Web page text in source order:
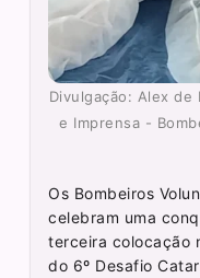
Divulgação: Alex de
e Imprensa -
Os Bombeiros
celebram uma
terceira colocação
do 6º Desafio